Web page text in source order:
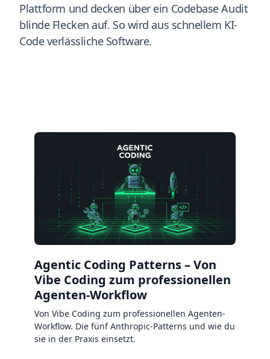
Plattform und decken über ein Codebase Audit
blinde Flecken auf. So wird aus schnellem KI-
Code verlässliche Software.
Agentic Coding Patterns – Von
Vibe Coding zum professionellen
Agenten-Workflow
Von Vibe Coding zum professionellen Agenten-
Workflow. Die fünf Anthropic-Patterns und wie du
sie in der Praxis einsetzt.